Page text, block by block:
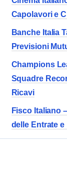
Capolavori e
Banche Italia
Previsioni
Champions
Squadre
Ricavi
Fisco Italiano
delle Entrate